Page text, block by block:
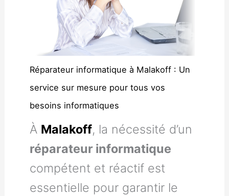
Réparateur informatique à Malakoff : Un
service sur mesure pour tous vos
besoins informatiques
À Malakoff, la nécessité d’un
réparateur informatique
compétent et réactif est
essentielle pour garantir le